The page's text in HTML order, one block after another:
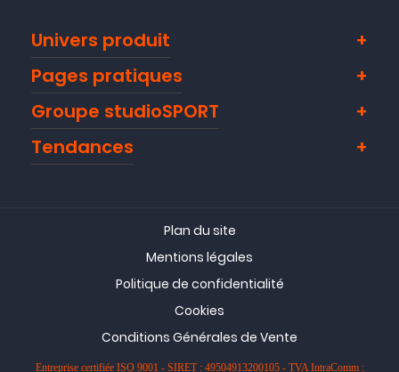
Univers produit
Pages pratiques
Groupe studioSPORT
Tendances
Plan du site
Mentions légales
Politique de confidentialité
Cookies
Conditions Générales de Vente
Entreprise certifiée ISO 9001 - SIRET : 49504913200105 - TVA IntraComm :